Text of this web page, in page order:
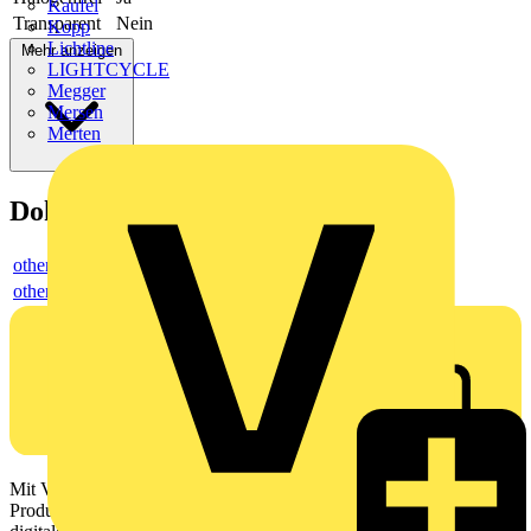
Kaufel
Kopp
Lichtline
LIGHTCYCLE
Megger
Mersen
Merten
Transparent
Nein
Mehr anzeigen
Dokumente
others
others
Mit Voltimum erhalten Elektrofachkräfte Zugang zu Branchennews,
Produktinformationen, Schulungen und Tools – alles auf einer